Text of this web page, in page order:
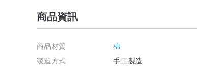
商品資訊
商品材質
棉
製造方式
手工製造